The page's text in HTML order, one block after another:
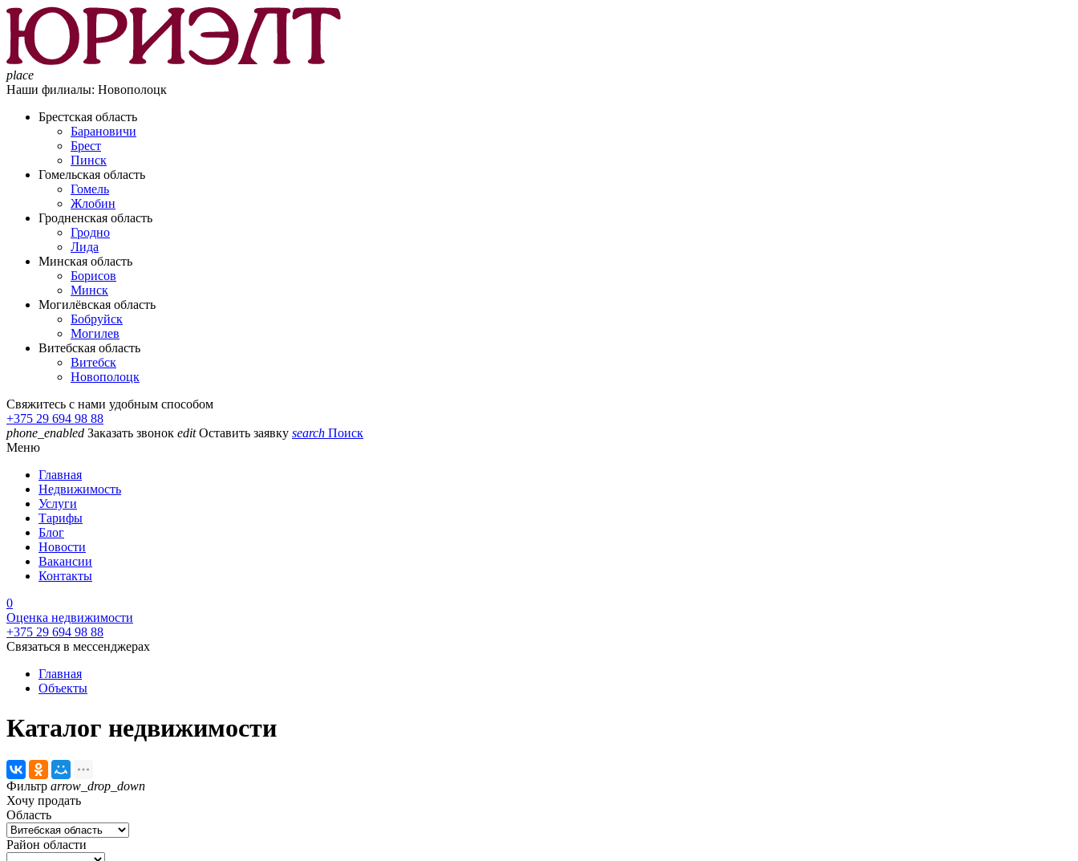
place
Наши филиалы: Новополоцк
Брестская область
Барановичи
Брест
Пинск
Гомельская область
Гомель
Жлобин
Гродненская область
Гродно
Лида
Минская область
Борисов
Минск
Могилёвская область
Бобруйск
Могилев
Витебская область
Витебск
Новополоцк
Свяжитесь с нами удобным способом
+375 29 694 98 88
phone_enabled Заказать звонок edit Оставить заявку search Поиск
Меню
Главная
Недвижимость
Услуги
Тарифы
Блог
Новости
Вакансии
Контакты
0
Оценка недвижимости
+375 29 694 98 88
Связаться в мессенджерах
Главная
Объекты
Каталог недвижимости
Фильтр arrow_drop_down
Хочу продать
Область
Район области